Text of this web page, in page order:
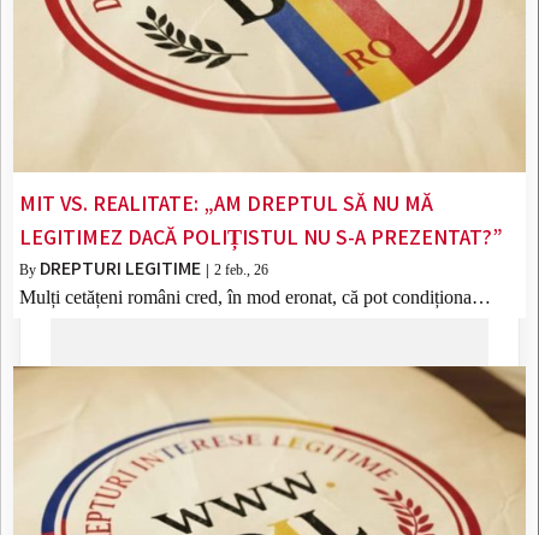
MIT VS. REALITATE: „AM DREPTUL SĂ NU MĂ
LEGITIMEZ DACĂ POLIȚISTUL NU S-A PREZENTAT?”
By DREPTURI LEGITIME 2 feb., 26
Mulți cetățeni români cred, în mod eronat, că pot condiționa…